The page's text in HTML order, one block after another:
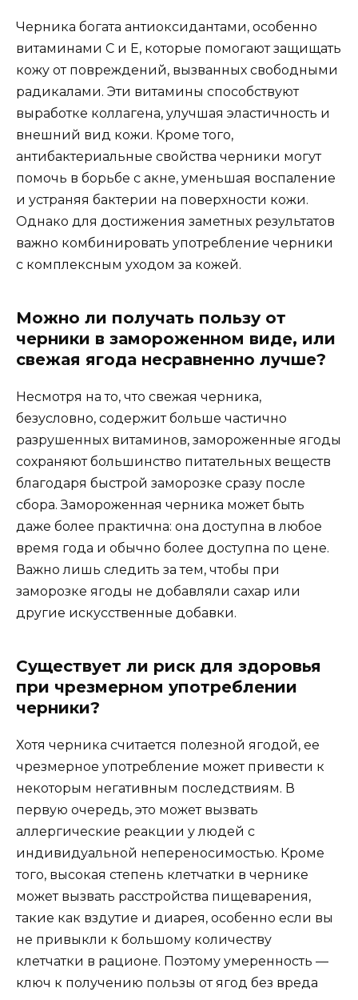
Черника богата антиоксидантами, особенно
витаминами C и E, которые помогают защищать
кожу от повреждений, вызванных свободными
радикалами. Эти витамины способствуют
выработке коллагена, улучшая эластичность и
внешний вид кожи. Кроме того,
антибактериальные свойства черники могут
помочь в борьбе с акне, уменьшая воспаление
и устраняя бактерии на поверхности кожи.
Однако для достижения заметных результатов
важно комбинировать употребление черники
с комплексным уходом за кожей.
Можно ли получать пользу от
черники в замороженном виде, или
свежая ягода несравненно лучше?
Несмотря на то, что свежая черника,
безусловно, содержит больше частично
разрушенных витаминов, замороженные ягоды
сохраняют большинство питательных веществ
благодаря быстрой заморозке сразу после
сбора. Замороженная черника может быть
даже более практична: она доступна в любое
время года и обычно более доступна по цене.
Важно лишь следить за тем, чтобы при
заморозке ягоды не добавляли сахар или
другие искусственные добавки.
Существует ли риск для здоровья
при чрезмерном употреблении
черники?
Хотя черника считается полезной ягодой, ее
чрезмерное употребление может привести к
некоторым негативным последствиям. В
первую очередь, это может вызвать
аллергические реакции у людей с
индивидуальной непереносимостью. Кроме
того, высокая степень клетчатки в чернике
может вызвать расстройства пищеварения,
такие как вздутие и диарея, особенно если вы
не привыкли к большому количеству
клетчатки в рационе. Поэтому умеренность —
ключ к получению пользы от ягод без вреда